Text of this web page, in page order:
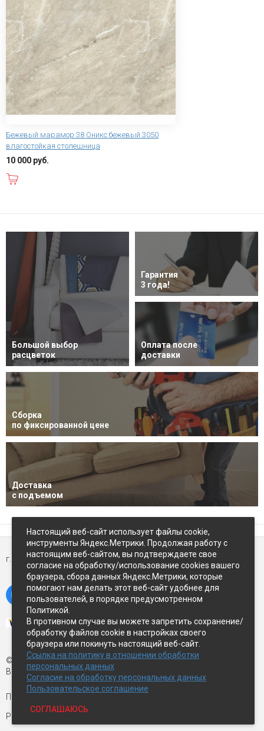
Бежевый марамор 38 Оникс бежевый 3050
влагостойкая столешница
10 000 руб.
Большой выбор
расцветок
Гарантия
3 года!
Оплата после
доставки
Сборка
по фиксированной цене
Доставка
с подъемом
г. Петропавловск-Камчатский,ул Восточное-шоссе, д.5
© Экспострой, 2026 г.
Все права защищены
Письмо директору:
Разработка сайта —
Настоящий веб-сайт использует файлы cookie,
инструменты Яндекс.Метрики. Продолжая работу с
настоящим веб-сайтом, вы подтверждаете свое
согласие на обработку/использование cookies вашего
браузера, сбора данных Яндекс.Метрики, которые
помогают нам делать этот веб-сайт удобнее для
пользователей, в порядке предусмотренном
Политикой.
В противном случае вы можете запретить сохранение/
обработку файлов cookie в настройках своего
браузера или покинуть настоящий веб-сайт.
Ссылка на политику в отношении обработки
персональных данных
Согласие на обработку персональных данных
Пользовательское соглашение
СОГЛАШАЮСЬ